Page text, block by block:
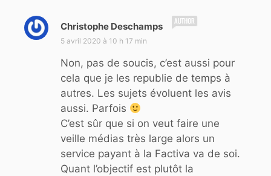
Christophe Deschamps
:
5 avril 2020 à 10 h 17 min
Non, pas de soucis, c’est aussi pour
cela que je les republie de temps à
autres. Les sujets évoluent les avis
aussi. Parfois
C’est sûr que si on veut faire une
veille médias très large alors un
service payant à la Factiva va de soi.
Quant l’objectif est plutôt la